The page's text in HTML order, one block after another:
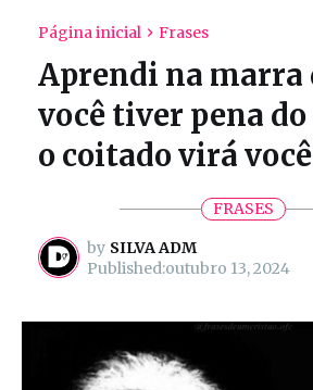
Página inicial Frases
Aprendi na marra
você tiver pena
o coitado virá
by SILVA ADM
outubro 13, 2024
FRASES